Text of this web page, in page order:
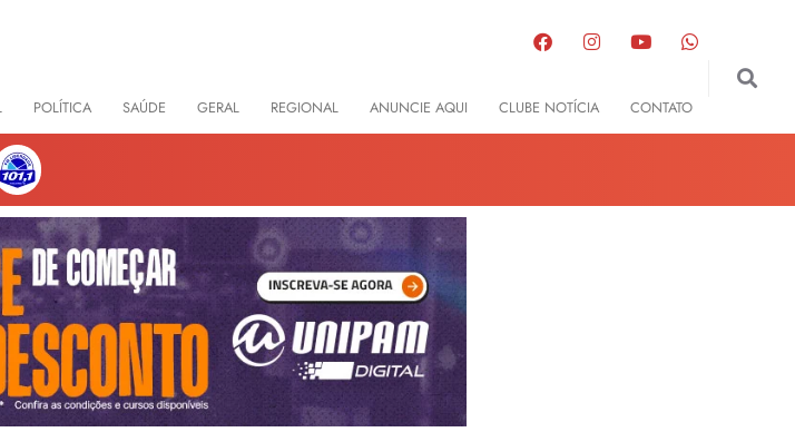
POLÍTICA SAÚDE GERAL REGIONAL ANUNCIE AQUI CLUBE NOTÍCIA CONTATO